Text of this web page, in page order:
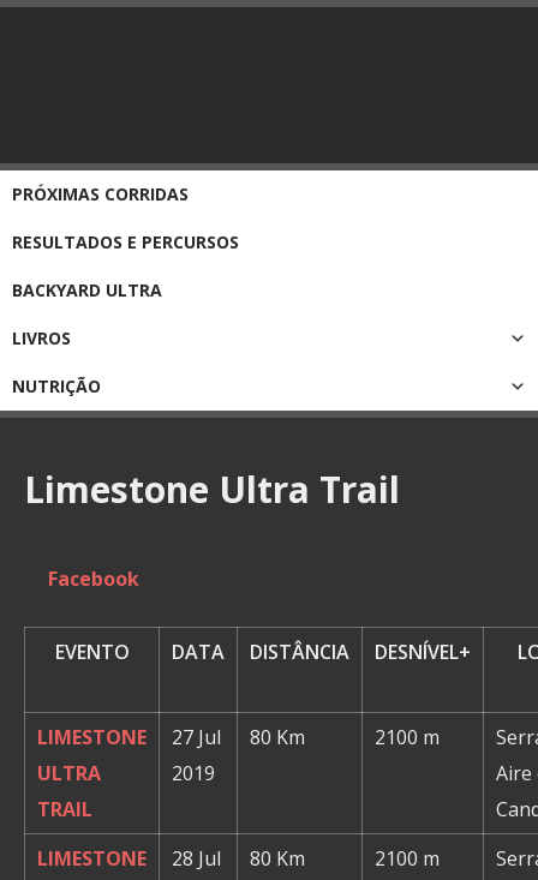
PRÓXIMAS CORRIDAS
RESULTADOS E PERCURSOS
BACKYARD ULTRA
LIVROS
NUTRIÇÃO
Limestone Ultra Trail
Facebook
EVENTO DATA DISTÂNCIA DESNÍVEL+
LIMESTONE
ULTRA
TRAIL
27 Jul
2019
80 Km 2100 m
Aire
LIMESTONE
28 Jul
80 Km 2100 m